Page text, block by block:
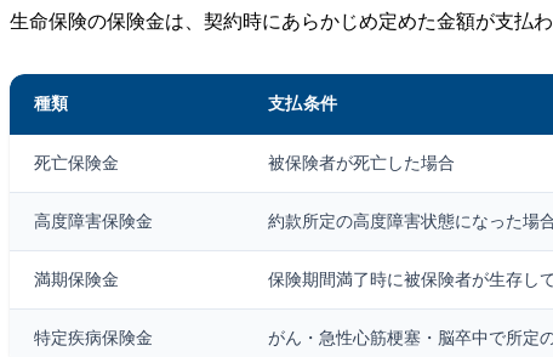
生命保険の保険金は、契約時にあらかじめ定めた金額が支払
種類 支払条件
死亡保険金 被保険者が死亡した場合
高度障害保険金 約款所定の高度障害状態になった場
満期保険金 保険期間満了時に被保険者が生存し
特定疾病保険金 がん・急性心筋梗塞・脳卒中で所定